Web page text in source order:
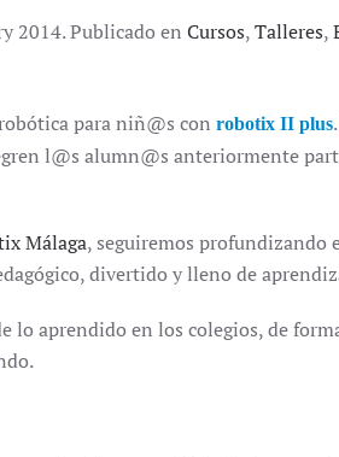
2014. Publicado en Cursos,Talleres,
para niñ@s con robotix II plus
l@s alumn@s anteriormente
Málaga, seguiremos profundizando
divertido y lleno de
lo aprendido en los colegios, de